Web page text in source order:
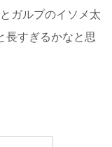
ガルプのイソメ太
長すぎるかなと思